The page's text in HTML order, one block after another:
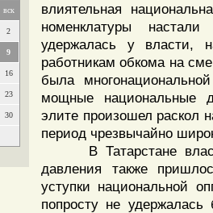
вск
2
9
16
23
30
влиятельная
номенклатуры
удержалась у власти,
работникам обкома на
была
мощные национальные
элите произошел раскол
период чрезвычайно
В Татарстане
давления также
уступки национальной
попросту не